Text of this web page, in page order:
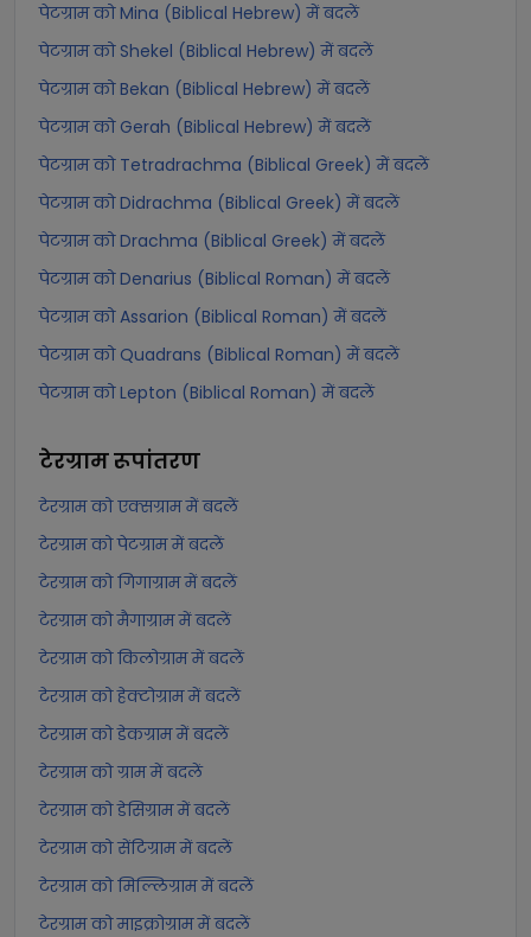
पेटग्राम को Mina (Biblical Hebrew) में बदलें
पेटग्राम को Shekel (Biblical Hebrew) में बदलें
पेटग्राम को Bekan (Biblical Hebrew) में बदलें
पेटग्राम को Gerah (Biblical Hebrew) में बदलें
पेटग्राम को Tetradrachma (Biblical Greek) में बदलें
पेटग्राम को Didrachma (Biblical Greek) में बदलें
पेटग्राम को Drachma (Biblical Greek) में बदलें
पेटग्राम को Denarius (Biblical Roman) में बदलें
पेटग्राम को Assarion (Biblical Roman) में बदलें
पेटग्राम को Quadrans (Biblical Roman) में बदलें
पेटग्राम को Lepton (Biblical Roman) में बदलें
टेरग्रामरूपांतरण
टेरग्राम को एक्सग्राम में बदलें
टेरग्राम को पेटग्राम में बदलें
टेरग्राम को गिगाग्राम में बदलें
टेरग्राम को मैगाग्राम में बदलें
टेरग्राम को किलोग्राम में बदलें
टेरग्राम को हेक्टोग्राम में बदलें
टेरग्राम को डेकग्राम में बदलें
टेरग्राम को ग्राम में बदलें
टेरग्राम को डेसिग्राम में बदलें
टेरग्राम को सेंटिग्राम में बदलें
टेरग्राम को मिल्लिग्राम में बदलें
टेरग्राम को माइक्रोग्राम में बदलें